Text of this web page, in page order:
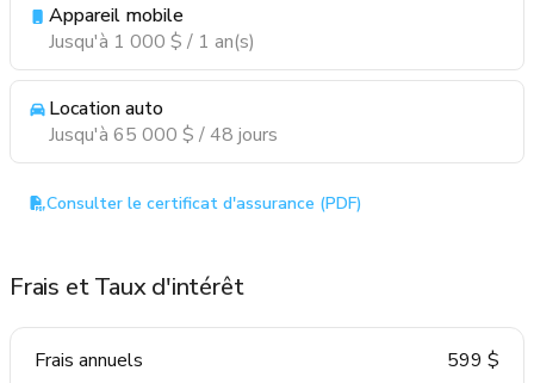
Appareil mobile
Jusqu'à 1 000 $ / 1 an(s)
Location auto
Jusqu'à 65 000 $ / 48 jours
Consulter le certificat d'assurance (PDF)
Frais et Taux d'intérêt
Frais annuels 599 $